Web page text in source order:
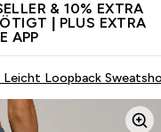
& 10% EXTRA
| PLUS EXTRA
APP
Leicht Loopback